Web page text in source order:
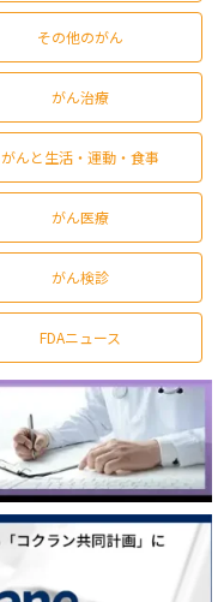
その他のがん
がん治療
がんと生活・運動・食事
がん医療
がん検診
FDAニュース